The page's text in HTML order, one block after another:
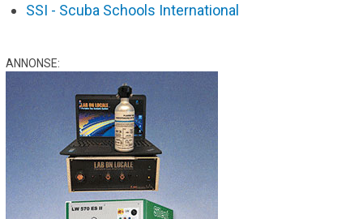
SSI - Scuba Schools International
ANNONSE: